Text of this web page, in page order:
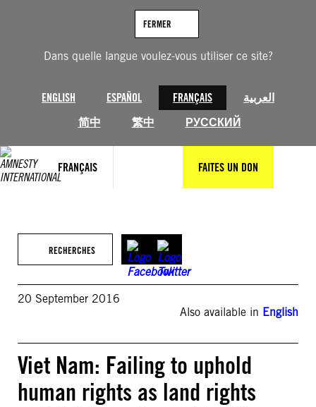
Dans quelle langue voulez-vous utiliser ce site?
ENGLISH ESPAÑOL FRANÇAIS
العربية
简中
繁中 РУССКИЙ
FERMER
FRANÇAIS FAITES UN DON
RECHERCHES
20 September 2016
Also available in English
Viet Nam: Failing to uphold
human rights as land rights